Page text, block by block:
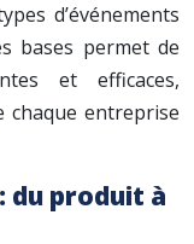
d’événements
bases permet de
et efficaces,
chaque entreprise
du produit à